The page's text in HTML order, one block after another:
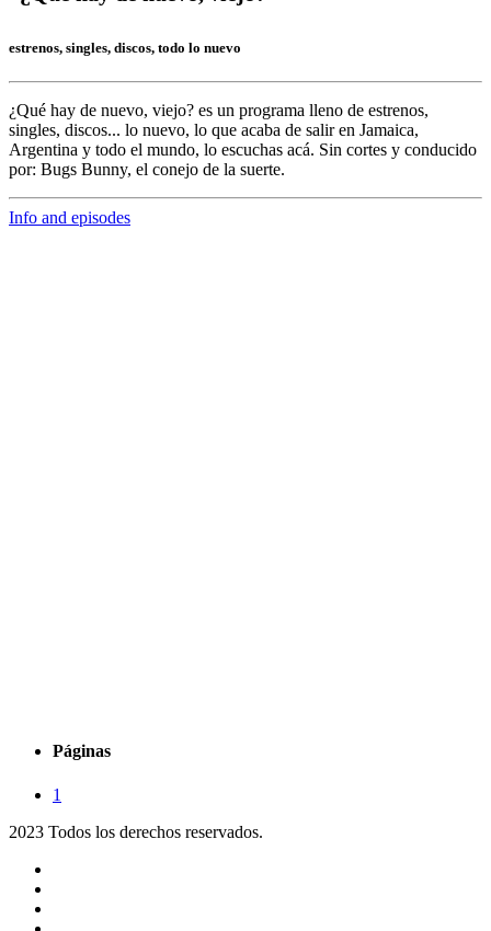
estrenos, singles, discos, todo lo nuevo
¿Qué hay de nuevo, viejo? es un programa lleno de estrenos,
singles, discos... lo nuevo, lo que acaba de salir en Jamaica,
Argentina y todo el mundo, lo escuchas acá. Sin cortes y conducido
por: Bugs Bunny, el conejo de la suerte.
Info and episodes
Páginas
1
2023 Todos los derechos reservados.